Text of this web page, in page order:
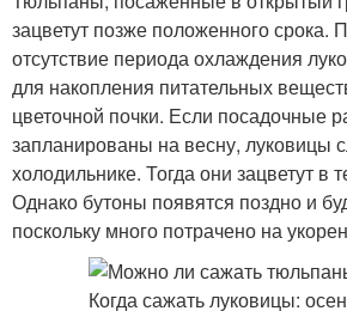
зацветут позже положенного срока.
отсутствие периода охлаждения
для накопления питательных
цветочной почки. Если посадочные
запланированы на весну, луковицы
холодильнике. Тогда они зацветут в
Однако бутоны появятся поздно и
поскольку много потрачено на